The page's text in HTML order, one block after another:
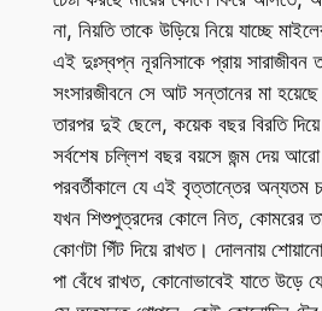
না, নিয়তি তাকে উড়িয়ে নিয়ে যাচ্ছে
এই দুঃস্বপ্ন নূরনিসাকে প্রায় সারাজীবন
সংসারজীবনে সে আট সন্তানের মা
তারপর দুই ছেলে, কয়েক বছর বিরতি
সর্বশেষ চল্লিশ বছর বয়সে জন্ম দেয়
পরবর্তীকালে যে এই বৃত্তান্তের অন্যতম
যখন শিশুপুত্রদের কোলে নিত, কোমরের
কোণটা গিঁট দিয়ে রাখত। দোলনায়
পা বেঁধে রাখত, কোনোভাবেই যাতে উড়ে